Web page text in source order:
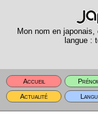
Mon nom en
langue :
Accueil
Actualité